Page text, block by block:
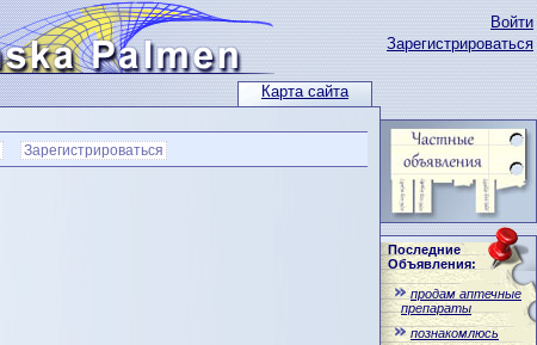
Карта сайта
Войти
Зарегистрироваться
Последние
Объявления:
продам аптечные
препараты
познакомлюсь
Зарегистрироваться